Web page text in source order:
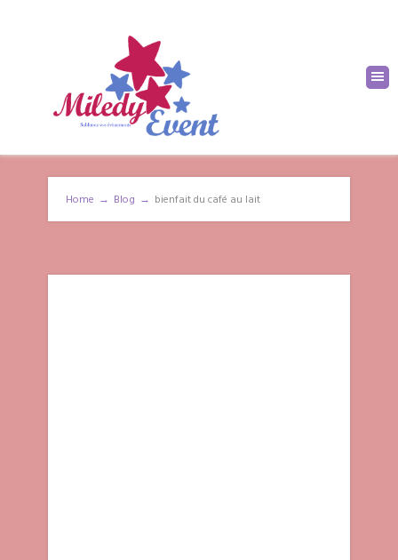
Home → Blog → bienfait du café au lait